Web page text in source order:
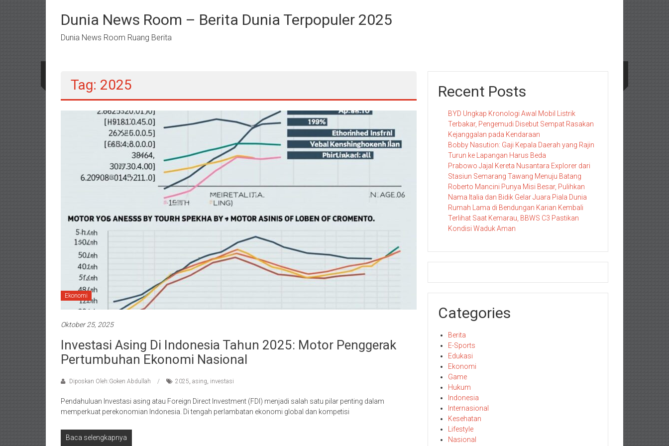
kontenDunia News Room – Berita Dunia Terpopuler 2025
Dunia News Room Ruang Berita
Tag: 2025
Ekonomi
Oktober 25, 2025
Investasi Asing Di Indonesia Tahun 2025: Motor Penggerak
Pertumbuhan Ekonomi Nasional
Diposkan Oleh:Goken Abdullah 2025, asing, investasi
Pendahuluan Investasi asing atau Foreign Direct Investment (FDI) menjadi salah satu pilar penting dalam
memperkuat perekonomian Indonesia. Di tengah perlambatan ekonomi global dan kompetisi
Baca selengkapnya
Recent Posts
BYD Ungkap Kronologi Awal Mobil Listrik
Terbakar, Pengemudi Disebut Sempat Rasakan
Kejanggalan pada Kendaraan
Bobby Nasution: Gaji Kepala Daerah yang Rajin
Turun ke Lapangan Harus Beda
Prabowo Jajal Kereta Nusantara Explorer dari
Stasiun Semarang Tawang Menuju Batang
Roberto Mancini Punya Misi Besar, Pulihkan
Nama Italia dan Bidik Gelar Juara Piala Dunia
Rumah Lama di Bendungan Karian Kembali
Terlihat Saat Kemarau, BBWS C3 Pastikan
Kondisi Waduk Aman
Categories
Berita
E-Sports
Edukasi
Ekonomi
Game
Hukum
Indonesia
Internasional
Kesehatan
Lifestyle
Nasional